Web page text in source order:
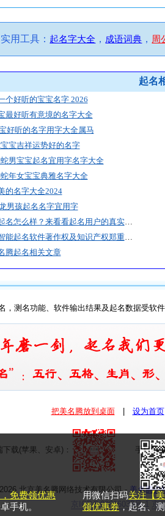
用工具： 起名字大全 ， 成语词典 ， 周
起名
个好听的宝宝名字 2026
最好听有意境的名字大全
好听的名字用字大全属马
宝吉祥运势好的名字
男宝宝起名宜用字名字大全
年女宝宝典雅名字大全
的名字大全2024
男孩起名名字宜用字
美名腾起名怎么样？来看看起名用户的真实评价！
美名腾智能起名软件著作权及知识产权郑重声明
腾起名相关文章
，测名功能、软件输出结果及起名数据受软
把美名腾放到桌面| 设为首页
载(苹果、安卓)： 手机网页
北京美名腾网络技术有限公司- 美名腾介
京ICP备09016033号-1
京
，免费领优惠
手机。
用微信扫码关注【
领优惠券 ，起名、